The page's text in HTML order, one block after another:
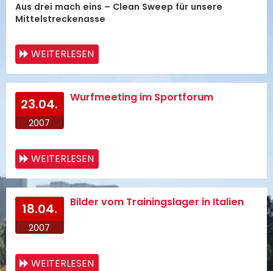
Aus drei mach eins – Clean Sweep für unsere
Mittelstreckenasse
WEITERLESEN
23.04.
2007
Wurfmeeting im Sportforum
WEITERLESEN
18.04.
2007
Bilder vom Trainingslager in Italien
WEITERLESEN